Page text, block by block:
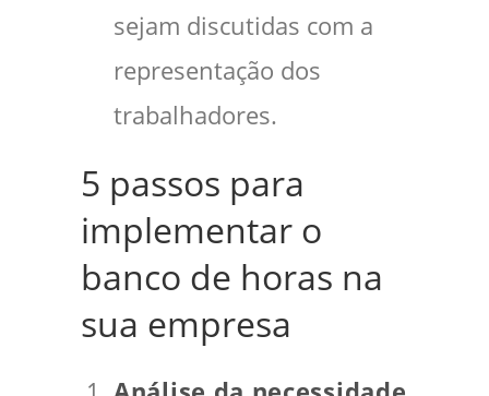
sejam discutidas com a
representação dos
trabalhadores.
5 passos para
implementar o
banco de horas na
sua empresa